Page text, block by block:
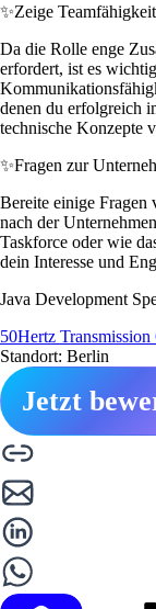
✨Zeige
Da die Rolle enge
erfordert, ist es
denen du erfolgreich
technische Konzepte
✨Fragen zur
Bereite einige Fragen
nach der
Taskforce oder wie
dein Interesse und
Java Development
50Hertz
Standort: Berlin
Jetzt